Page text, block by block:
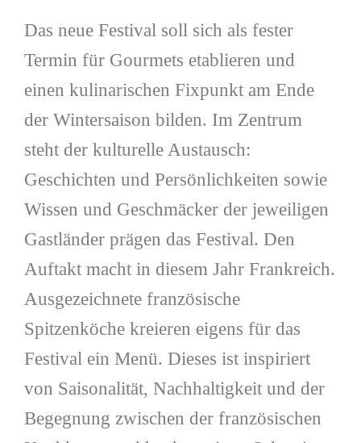
Das neue Festival soll sich als fester
Termin für Gourmets etablieren und
einen kulinarischen Fixpunkt am Ende
der Wintersaison bilden. Im Zentrum
steht der kulturelle Austausch:
Geschichten und Persönlichkeiten sowie
Wissen und Geschmäcker der jeweiligen
Gastländer prägen das Festival. Den
Auftakt macht in diesem Jahr Frankreich.
Ausgezeichnete französische
Spitzenköche kreieren eigens für das
Festival ein Menü. Dieses ist inspiriert
von Saisonalität, Nachhaltigkeit und der
Begegnung zwischen der französischen